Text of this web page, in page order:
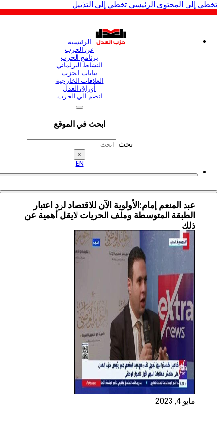
المحتوى الرئيسي تخطي إلى التذييل
الرئيسية
عن الحزب
برنامج الحزب
النشاط البرلماني
بيانات الحزب
العلاقات الخارجية
أوراق العدل
انضم الي الحزب
ابحث في الموقع
عبد المنعم إمام:الأولوية الآن للاقتصاد لرد اعتبار
الطبقة المتوسطة وملف الحريات لايقل أهمية عن